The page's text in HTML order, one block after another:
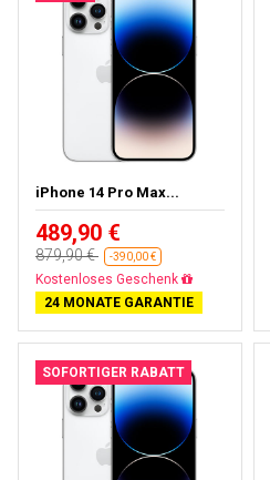
iPhone 14 Pro Max...
489,90 €
879,90 € -390,00 €
Gratisversand
24 MONATE GARANTIE
SOFORTIGER RABATT